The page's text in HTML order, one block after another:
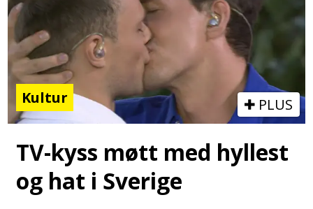
Kultur PLUS
TV-kyss møtt med hyllest
og hat i Sverige